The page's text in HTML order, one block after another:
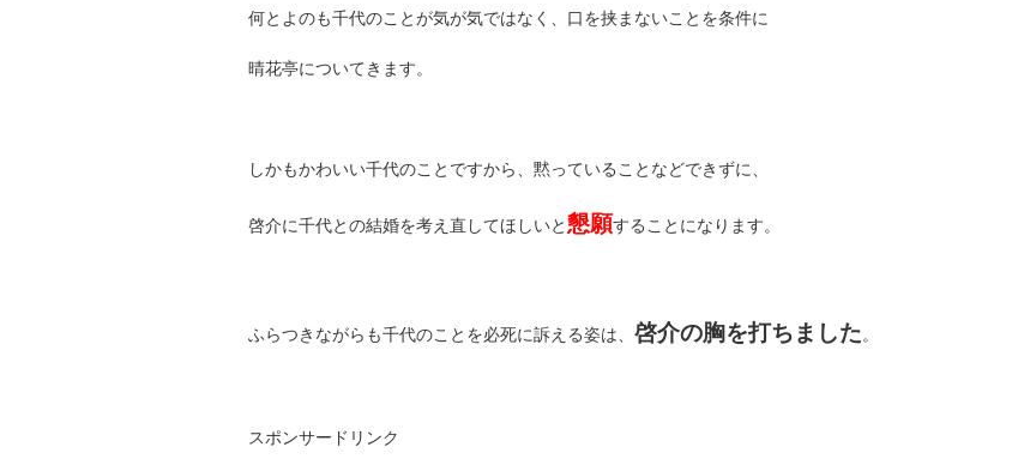
何とよのも千代のことが気が気ではなく、口を挟まないことを条件に
晴花亭についてきます。
しかもかわいい千代のことですから、黙っていることなどできずに、
啓介に千代との結婚を考え直してほしいと懇願することになります。
ふらつきながらも千代のことを必死に訴える姿は、 啓介の胸を打ちました。
スポンサードリンク